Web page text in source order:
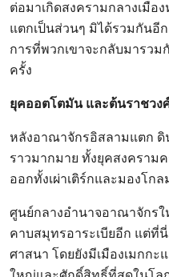
ต่อมาเกิดสงครามกลางเมือ
แตกเป็นส่วนๆ มิได้รวมกันอี
การที่พวกเขาจะกลับมารว
ครั้ง
ยุคออตโตมัน และต้นราชวง
หลังอาณาจักรอิสลามแตก ดิ
ราวมากมาย ทั้งยุคสงคราม
ออกทั้งเผ่าเติร์กและมองโก
ศูนย์กลางอำนาจอาณาจักร
คาบสมุทรอาระเบียอีก แต่
ศาสนา โดยยังมีเมืองเมกก